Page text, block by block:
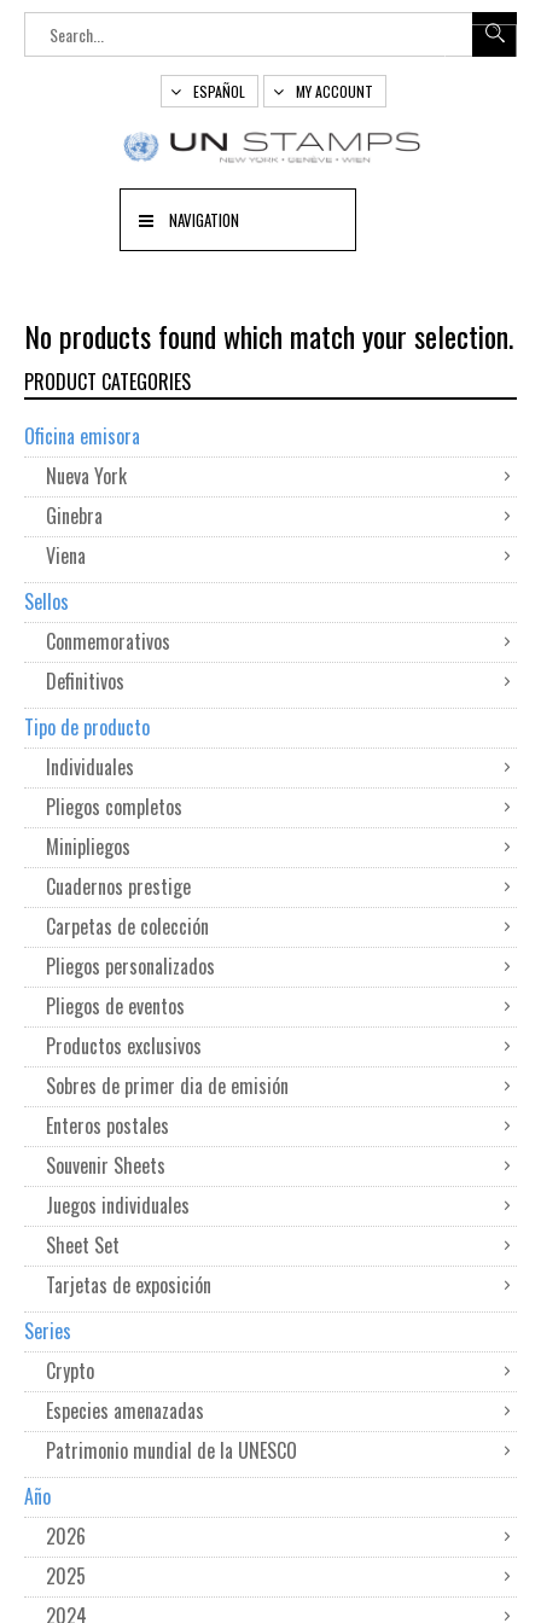
ESPAÑOL MY ACCOUNT
NAVIGATION
No products found which match your selection.
PRODUCT CATEGORIES
Oficina emisora
Nueva York
Ginebra
Viena
Sellos
Conmemorativos
Definitivos
Tipo de producto
Individuales
Pliegos completos
Minipliegos
Cuadernos prestige
Carpetas de colección
Pliegos personalizados
Pliegos de eventos
Productos exclusivos
Sobres de primer dia de emisión
Enteros postales
Souvenir Sheets
Juegos individuales
Sheet Set
Tarjetas de exposición
Series
Crypto
Especies amenazadas
Patrimonio mundial de la UNESCO
Año
2026
2025
2024